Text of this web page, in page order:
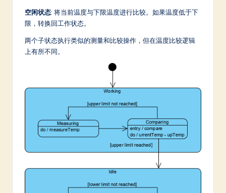
空闲状态: 将当前温度与下限温度进行比较。如果温度低于下
限，转换回工作状态。
两个子状态执行类似的测量和比较操作，但在温度比较逻辑
上有所不同。